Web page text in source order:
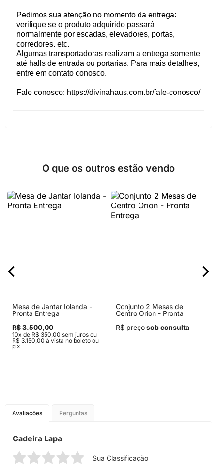
Pedimos sua atenção no momento da entrega:
verifique se o produto adquirido passará
normalmente por escadas, elevadores, portas,
corredores, etc.
Algumas transportadoras realizam a entrega somente
até halls de entrada ou portarias. Para mais detalhes,
entre em contato conosco.
Fale conosco: https://divinahaus.com.br/fale-conosco/
O que os outros estão vendo
Mesa de Jantar Iolanda -
Pronta Entrega
R$ 3.500,00
10x de R$ 350,00 sem juros ou
R$ 3.150,00 à vista no boleto ou
pix
Conjunto 2 Mesas de
Centro Orion - Pronta
R$ preçosob consulta
Avaliações Perguntas
Cadeira Lapa
Sua Classificação